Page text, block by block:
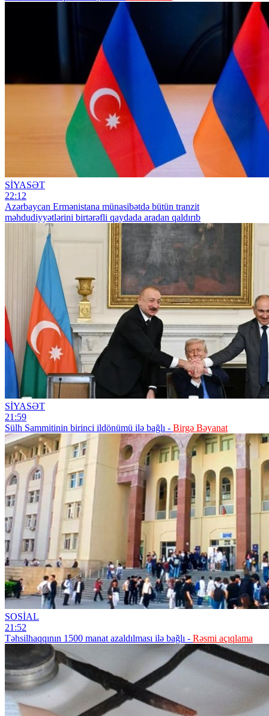
SİYASƏT
22:12
Azərbaycan Ermənistana münasibətdə bütün tranzit
məhdudiyyətlərini birtərəfli qaydada aradan qaldırıb
SİYASƏT
21:59
Sülh Sammitinin birinci ildönümü ilə bağlı - Birgə Bəyanat
SOSİAL
21:52
Təhsilhaqqının 1500 manat azaldılması ilə bağlı - Rəsmi açıqlama